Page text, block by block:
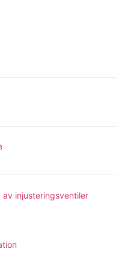
injusteringsventiler